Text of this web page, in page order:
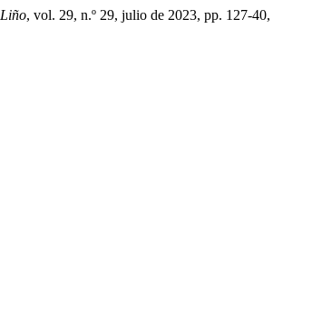
Liño, vol. 29, n.º 29, julio de 2023, pp. 127-40,